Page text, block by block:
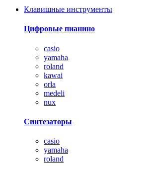
Клавишные инструменты
Цифровые пианино
casio
yamaha
roland
kawai
orla
medeli
nux
Синтезаторы
casio
yamaha
roland